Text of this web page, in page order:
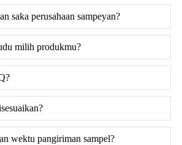
saka perusahaan sampeyan?
milih produkmu?
wektu pangiriman sampel?